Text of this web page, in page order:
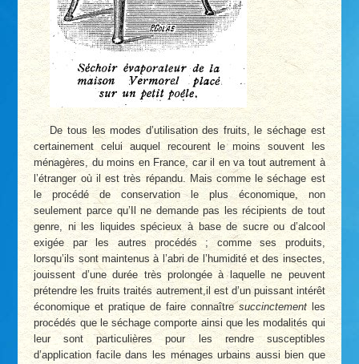
De tous les modes d’utilisation des fruits, le séchage est
certainement celui auquel recourent le moins souvent les
ménagères, du moins en France, car il en va tout autrement à
l’étranger où il est très répandu. Mais comme le séchage est
le procédé de conservation le plus économique, non
seulement parce qu’Il ne demande pas les récipients de tout
genre, ni les liquides spécieux à base de sucre ou d’alcool
exigée par les autres procédés ; comme ses produits,
lorsqu’ils sont maintenus à l’abri de l’humidité et des insectes,
jouissent d’une durée très prolongée à laquelle ne peuvent
prétendre les fruits traités autrement,il est d’un puissant intérêt
économique et pratique de faire connaîtresuccinctementles
procédés que le séchage comporte ainsi que les modalités qui
leur sont particulières pour les rendre susceptibles
d’application facile dans les ménages urbains aussi bien que